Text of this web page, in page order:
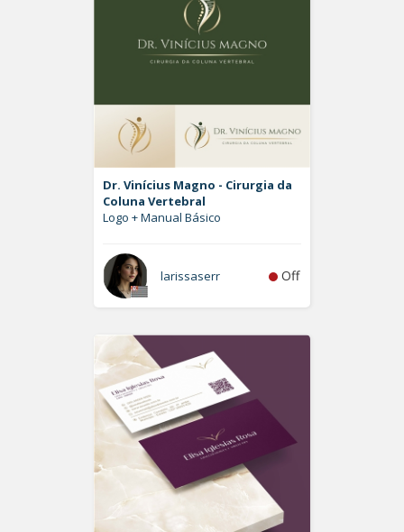
Dr. Vinícius Magno - Cirurgia da
Coluna Vertebral
Logo + Manual Básico
larissaserr Off